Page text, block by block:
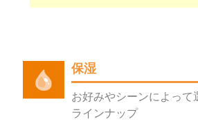
保湿
お好みやシーンによって
ラインナップ